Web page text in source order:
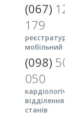
(067)
179
мобільний
(098)
050
станів